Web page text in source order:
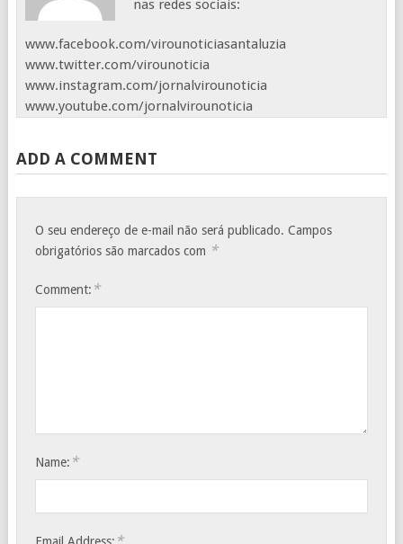
nas redes sociais:
www.facebook.com/virounoticiasantaluzia
www.twitter.com/virounoticia
www.instagram.com/jornalvirounoticia
www.youtube.com/jornalvirounoticia
ADD A COMMENT
O seu endereço de e-mail não será publicado. Campos
obrigatórios são marcados com *
Comment: *
Name: *
Email Address: